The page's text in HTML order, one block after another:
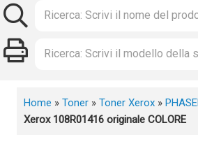
Home » Toner » Toner Xerox »
Xerox 108R01416 originale COLORE